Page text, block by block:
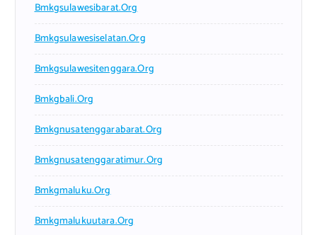
Bmkgsulawesibarat.org
Bmkgsulawesiselatan.org
Bmkgsulawesitenggara.org
Bmkgbali.org
Bmkgnusatenggarabarat.org
Bmkgnusatenggaratimur.org
Bmkgmaluku.org
Bmkgmalukuutara.org